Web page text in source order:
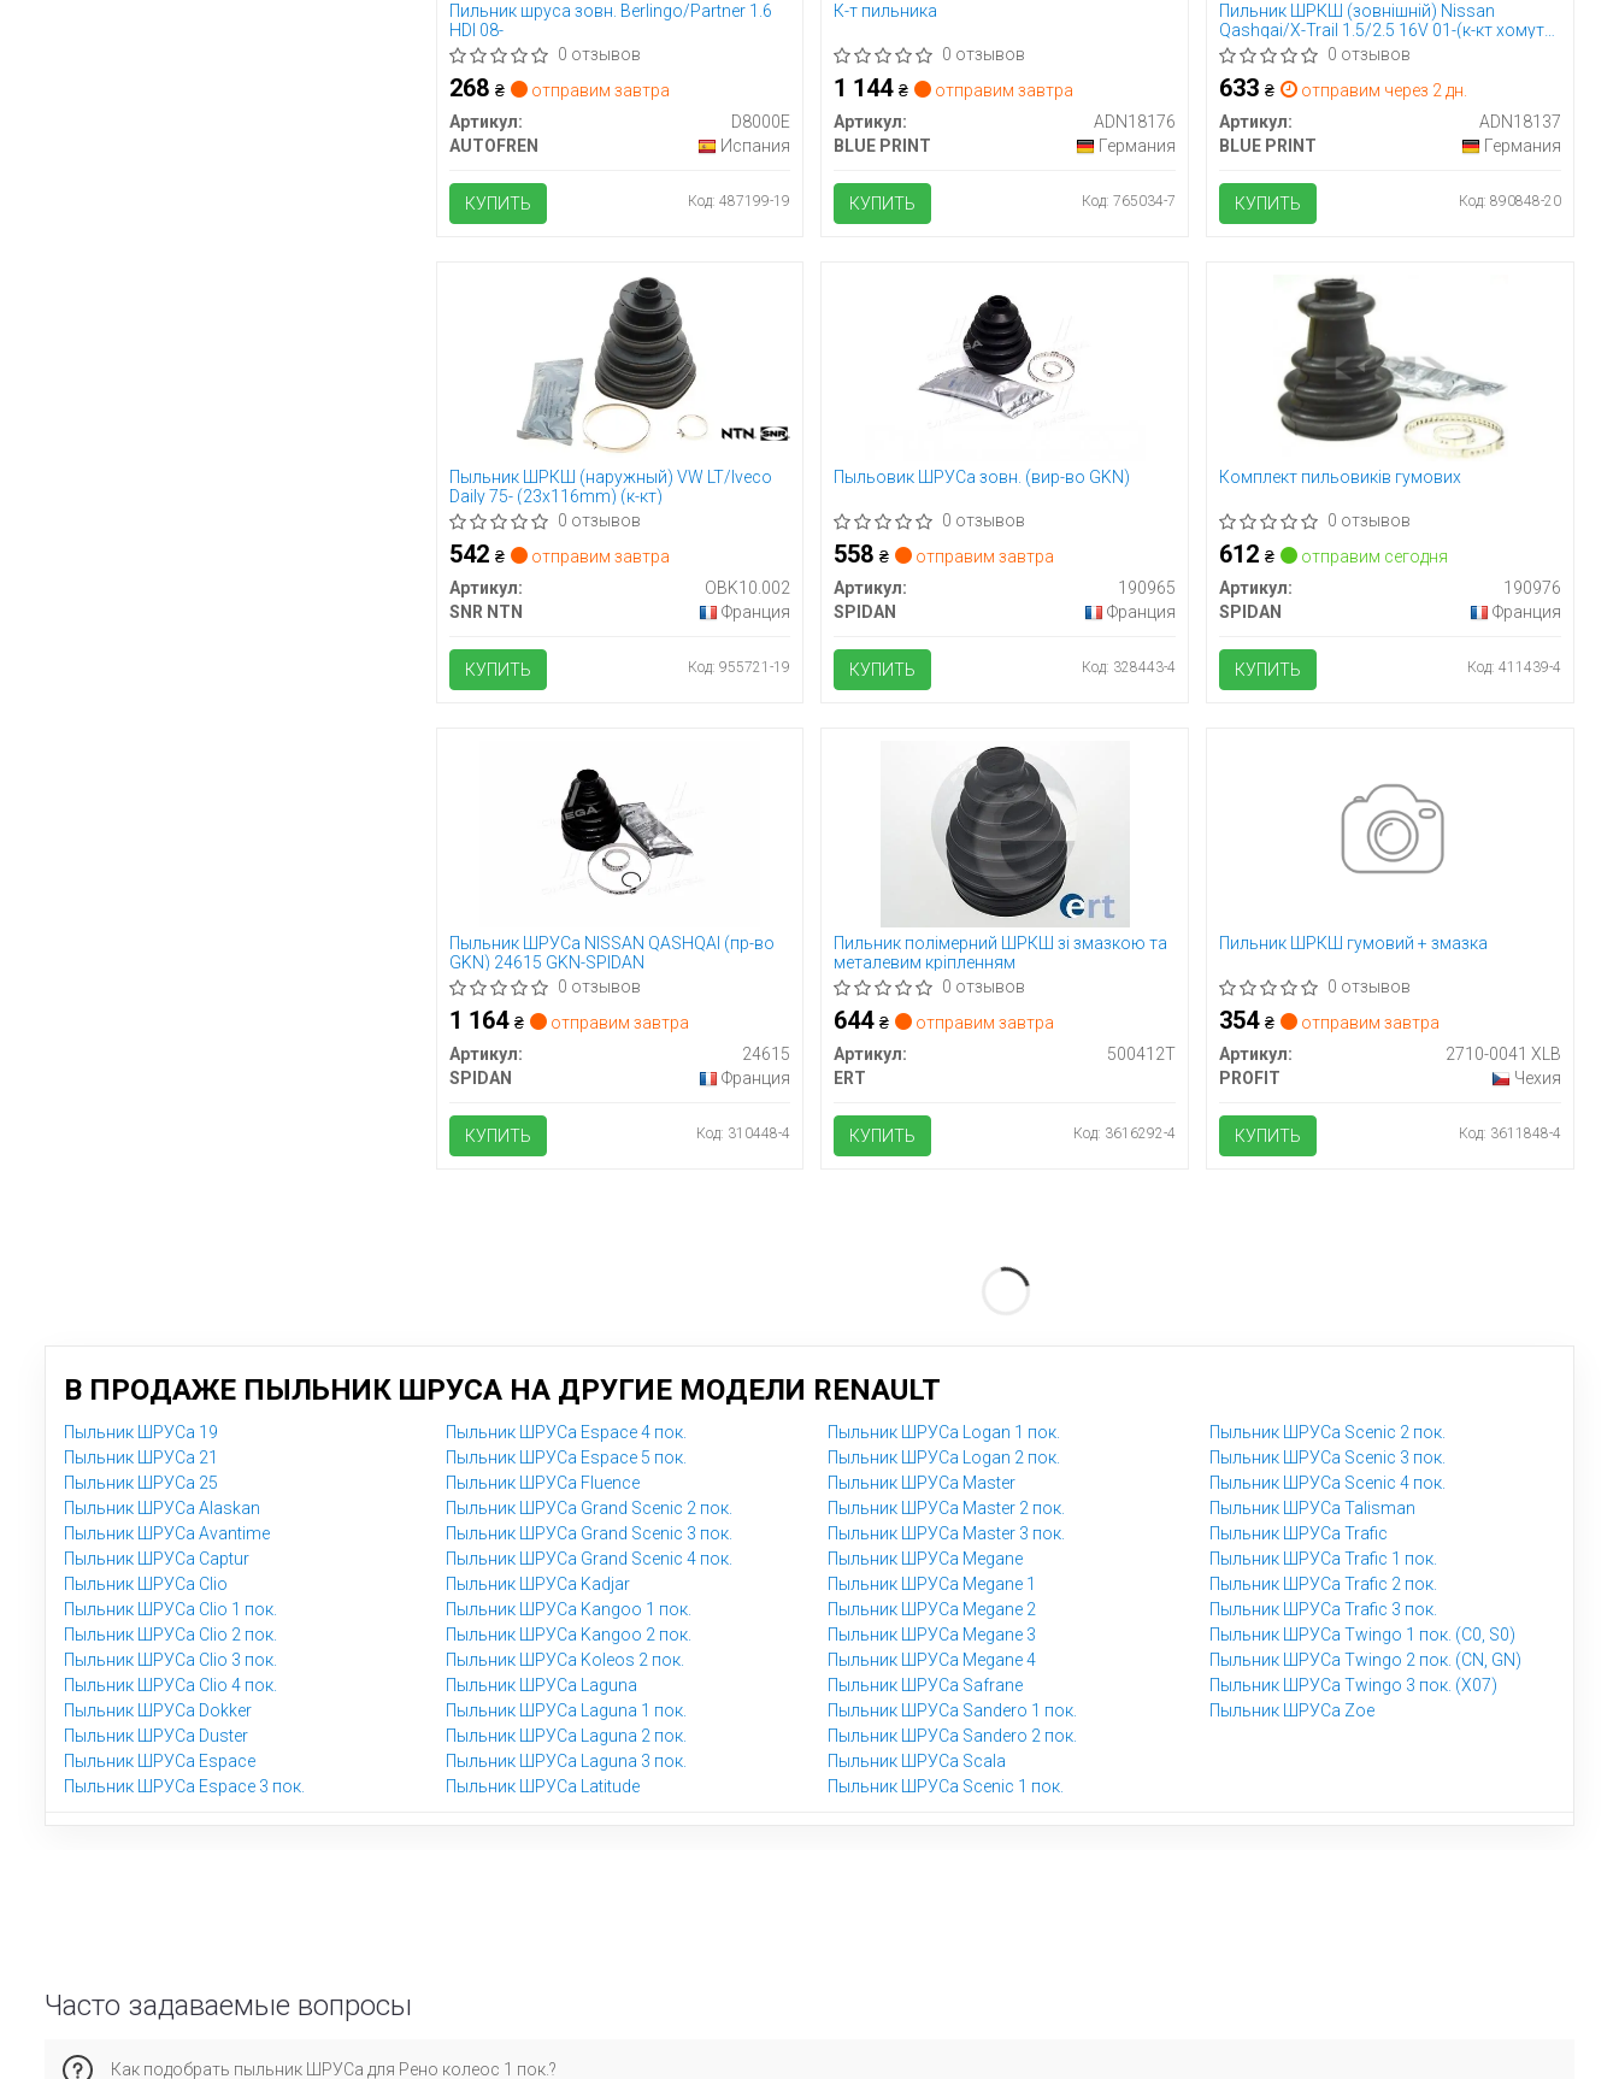
Пильник шруса зовн. Berlingo/Partner 1.6
HDI 08-
0 отзывов
268 ₴
отправим завтра
Артикул:
D8000E
AUTOFREN
Испания
КУПИТЬ Код: 487199-19
К-т пильника
0 отзывов
1 144₴
отправим завтра
Артикул:
ADN18176
BLUE PRINT
Германия
КУПИТЬ Код: 765034-7
Пильник ШРКШ (зовнішній) Nissan
Qashqai/X-Trail 1.5/2.5 16V 01-(к-кт хомути і
змазка)(17x64x68mm) BLUE PRINT
ADN18137
0 отзывов
633₴
отправим через 2 дн.
Артикул:
ADN18137
BLUE PRINT
Германия
КУПИТЬ Код: 890848-20
Пыльник ШРКШ (наружный) VW LT/Iveco
Daily 75- (23x116mm) (к-кт)
0 отзывов
542 ₴
отправим завтра
Артикул:
OBK10.002
SNR NTN
Франция
КУПИТЬ Код: 955721-19
Пыльовик ШРУСа зовн. (вир-во GKN)
0 отзывов
558₴
отправим завтра
Артикул:
190965
SPIDAN
Франция
КУПИТЬ Код: 328443-4
Комплект пильовиків гумових
0 отзывов
612₴
отправим сегодня
Артикул:
190976
SPIDAN
Франция
КУПИТЬ Код: 411439-4
Пыльник ШРУСа NISSAN QASHQAI (пр-во
GKN) 24615 GKN-SPIDAN
0 отзывов
1 164 ₴
отправим завтра
Артикул:
24615
SPIDAN
Франция
КУПИТЬ Код: 310448-4
Пильник полімерний ШРКШ зі змазкою та
металевим кріпленням
0 отзывов
644₴
отправим завтра
Артикул:
500412T
ERT
КУПИТЬ Код: 3616292-4
Пильник ШРКШ гумовий + змазка
0 отзывов
354₴
отправим завтра
Артикул:
2710-0041 XLB
PROFIT
Чехия
КУПИТЬ Код: 3611848-4
В ПРОДАЖЕ ПЫЛЬНИК ШРУСА НА ДРУГИЕ МОДЕЛИ RENAULT
Пыльник ШРУСа 19
Пыльник ШРУСа 21
Пыльник ШРУСа 25
Пыльник ШРУСа Alaskan
Пыльник ШРУСа Avantime
Пыльник ШРУСа Captur
Пыльник ШРУСа Clio
Пыльник ШРУСа Clio 1 пок.
Пыльник ШРУСа Clio 2 пок.
Пыльник ШРУСа Clio 3 пок.
Пыльник ШРУСа Clio 4 пок.
Пыльник ШРУСа Dokker
Пыльник ШРУСа Duster
Пыльник ШРУСа Espace
Пыльник ШРУСа Espace 3 пок.
Пыльник ШРУСа Espace 4 пок.
Пыльник ШРУСа Espace 5 пок.
Пыльник ШРУСа Fluence
Пыльник ШРУСа Grand Scenic 2 пок.
Пыльник ШРУСа Grand Scenic 3 пок.
Пыльник ШРУСа Grand Scenic 4 пок.
Пыльник ШРУСа Kadjar
Пыльник ШРУСа Kangoo 1 пок.
Пыльник ШРУСа Kangoo 2 пок.
Пыльник ШРУСа Koleos 2 пок.
Пыльник ШРУСа Laguna
Пыльник ШРУСа Laguna 1 пок.
Пыльник ШРУСа Laguna 2 пок.
Пыльник ШРУСа Laguna 3 пок.
Пыльник ШРУСа Latitude
Пыльник ШРУСа Logan 1 пок.
Пыльник ШРУСа Logan 2 пок.
Пыльник ШРУСа Master
Пыльник ШРУСа Master 2 пок.
Пыльник ШРУСа Master 3 пок.
Пыльник ШРУСа Megane
Пыльник ШРУСа Megane 1
Пыльник ШРУСа Megane 2
Пыльник ШРУСа Megane 3
Пыльник ШРУСа Megane 4
Пыльник ШРУСа Safrane
Пыльник ШРУСа Sandero 1 пок.
Пыльник ШРУСа Sandero 2 пок.
Пыльник ШРУСа Scala
Пыльник ШРУСа Scenic 1 пок.
Пыльник ШРУСа Scenic 2 пок.
Пыльник ШРУСа Scenic 3 пок.
Пыльник ШРУСа Scenic 4 пок.
Пыльник ШРУСа Talisman
Пыльник ШРУСа Trafic
Пыльник ШРУСа Trafic 1 пок.
Пыльник ШРУСа Trafic 2 пок.
Пыльник ШРУСа Trafic 3 пок.
Пыльник ШРУСа Twingo 1 пок. (C0, S0)
Пыльник ШРУСа Twingo 2 пок. (CN, GN)
Пыльник ШРУСа Twingo 3 пок. (X07)
Пыльник ШРУСа Zoe
Часто задаваемые вопросы
Как подобрать пыльник ШРУСа для Рено колеос 1 пок.?